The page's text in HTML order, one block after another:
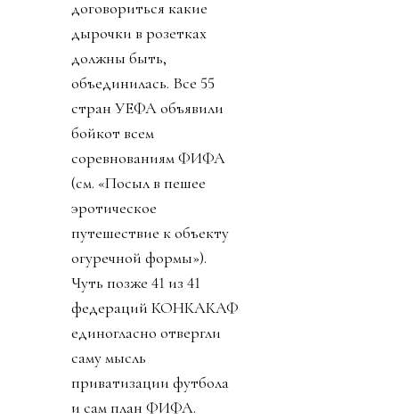
договориться какие
дырочки в розетках
должны быть,
объединилась. Все 55
стран УЕФА объявили
бойкот всем
соревнованиям ФИФА
(см. «Посыл в пешее
эротическое
путешествие к объекту
огуречной формы»).
Чуть позже 41 из 41
федераций КОНКАКАФ
единогласно отвергли
саму мысль
приватизации футбола
и сам план ФИФА.